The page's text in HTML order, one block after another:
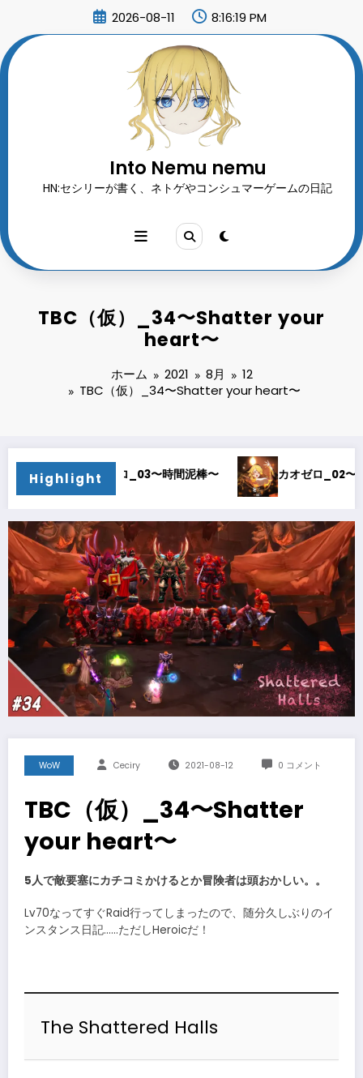
ン
ツ
2026-08-11 8:16:20 PM
Into Nemu nemu
HN:セシリーが書く、ネトゲやコンシュマーゲームの日記
TBC（仮）_34〜Shatter your
heart〜
ホーム 2021 8月
12
TBC（仮）_34〜Shatter your heart〜
Highlight
棒〜 カオゼロ_02〜オルレア考察〜 カオゼロ
WoW Ceciry 2021-08-12 0 コメント
TBC（仮）_34〜Shatter
your heart〜
5人で敵要塞にカチコミかけるとか冒険者は頭おかしい。。
Lv70なってすぐRaid行ってしまったので、随分久しぶりのイ
ンスタンス日記……ただしHeroicだ！
The Shattered Halls